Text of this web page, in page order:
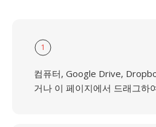
1
컴퓨터, Google Drive,
거나 이 페이지에서 드래그하